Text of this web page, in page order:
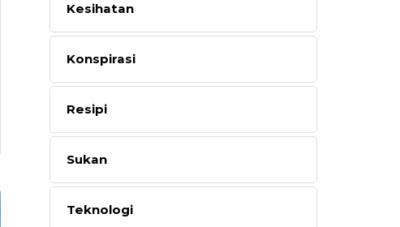
Kesihatan
Konspirasi
Resipi
Sukan
Teknologi